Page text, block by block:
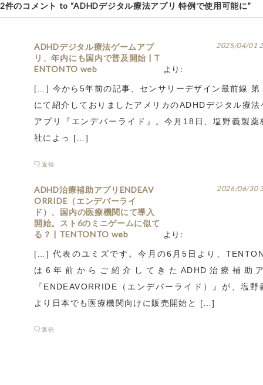
2件のコメント to “ADHDデジタル療法アプリ 特例で使用可能に”
ADHDデジタル療法ゲームアプ
リ、年内にも国内で普及開始 | T
ENTONTO web
より:
2025/04/01
[…] 今から5年前の記事、センサリーデザイン最前線 第
にて紹介しておりましたアメリカのADHDデジタル療法
アプリ『エンデバーライド』。今月18日、塩野義製薬
社によっ […]
返信
ADHD治療補助アプリENDEAV
ORRIDE（エンデバーライ
ド）、国内の医療機関にて導入
開始。スト6のミニゲームに似て
る？ | TENTONTO web
より:
2026/06/30
[…] 代表のユミズです。今月の6月5日より、
は6年前からご紹介してきたADHD治療補助
『ENDEAVORRIDE（エンデバーライド）』が、塩野
より日本でも医療機関向けに販売開始と […]
返信